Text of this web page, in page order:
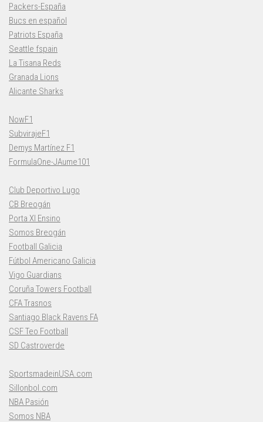
Packers-España
Bucs en español
Patriots España
Seattle fspain
La Tisana Reds
Granada Lions
Alicante Sharks
NowF1
SubvirajeF1
Demys Martínez F1
FormulaOne-JAume101
Club Deportivo Lugo
CB Breogán
Porta XI Ensino
Somos Breogán
Football Galicia
Fútbol Americano Galicia
Vigo Guardians
Coruña Towers Football
CFA Trasnos
Santiago Black Ravens FA
CSF Teo Football
SD Castroverde
SportsmadeinUSA.com
Sillonbol.com
NBA Pasión
Somos NBA